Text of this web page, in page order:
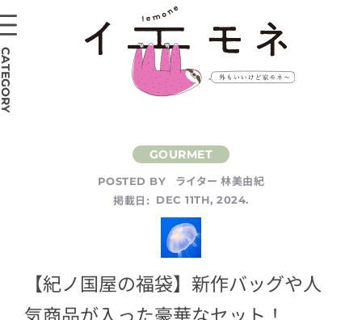
POSTED BY
ライター 林美由紀
掲載日:
DEC 11TH, 2024.
【紀ノ国屋の福袋】新作バッグや人
気商品が入った豪華なセット！